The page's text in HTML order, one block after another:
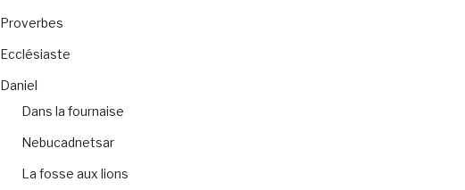
Proverbes
Ecclésiaste
Daniel
Dans la fournaise
Nebucadnetsar
La fosse aux lions